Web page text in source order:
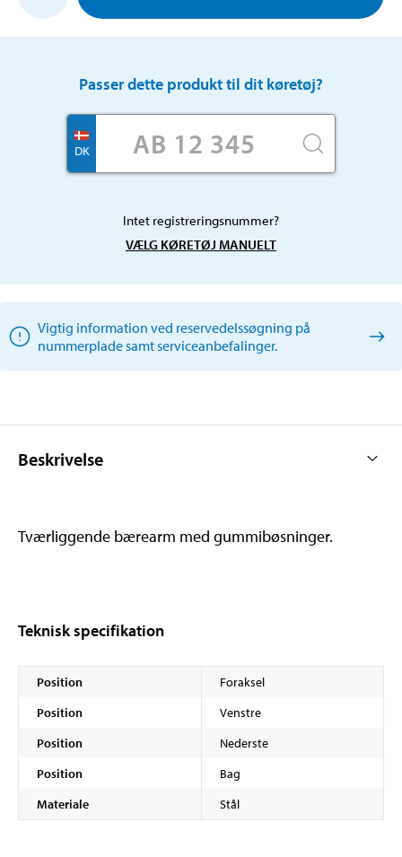
Passer dette produkt til dit køretøj?
DK
Intet registreringsnummer?
VÆLG KØRETØJ MANUELT
Vigtig information ved reservedelssøgning på
nummerplade samt serviceanbefalinger.
Beskrivelse
Tværliggende bærearm med gummibøsninger.
Teknisk specifikation
Position
Foraksel
Position
Venstre
Position
Nederste
Position
Bag
Materiale
Stål